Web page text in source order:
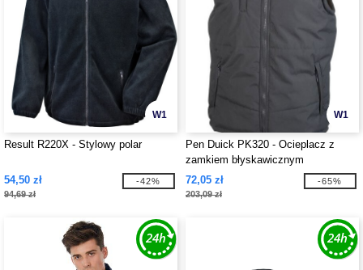
W1
Result R220X - Stylowy polar
54,50 zł
94,69 zł
-42%
W1
Pen Duick PK320 - Ocieplacz z
zamkiem błyskawicznym
72,05 zł
203,09 zł
-65%